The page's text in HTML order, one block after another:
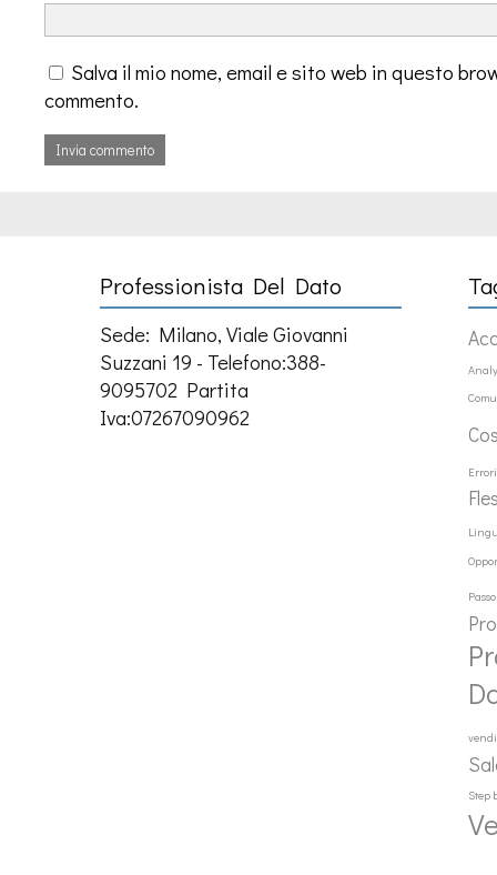
Salva il mio nome, email e sito web in questo
commento.
Professionista Del Dato
Sede: Milano, Viale Giovanni
Suzzani 19 - Telefono:388-
9095702 Partita
Iva:07267090962
Errori
Passo
Step